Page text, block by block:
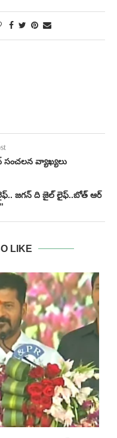
సంచలన వ్యాఖ్యలు
జగన్ ది జైల్ లైఫ్..బోత్ ఆర్
LIKE